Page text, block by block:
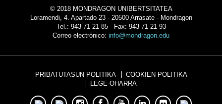
© 2018 MONDRAGON UNIBERTSITATEA
Loramendi, 4. Apartado 23 - 20500 Arrasate - Mondragon
Tel.: 943 71 21 85 - Fax: 943 71 21 93
Correo electrónico: info@mondragon.edu
PRIBATUTASUN POLITIKA
COOKIEN POLITIKA
LEGE-OHARRA